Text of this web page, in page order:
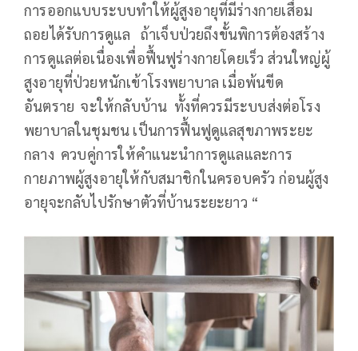
การออกแบบระบบทำให้ผู้สูงอายุที่มีร่างกายเสื่อม
ถอยได้รับการดูแล ถ้าเจ็บป่วยถึงขั้นพิการต้องสร้าง
การดูแลต่อเนื่องเพื่อฟื้นฟูร่างกายโดยเร็ว ส่วนใหญ่ผู้
สูงอายุที่ป่วยหนักเข้าโรงพยาบาล เมื่อพ้นขีด
อันตราย จะให้กลับบ้าน ทั้งที่ควรมีระบบส่งต่อโรง
พยาบาลในชุมชน เป็นการฟื้นฟูดูแลสุขภาพระยะ
กลาง ควบคู่การให้คำแนะนำการดูแลและการ
กายภาพผู้สูงอายุให้กับสมาชิกในครอบครัว ก่อนผู้สูง
อายุจะกลับไปรักษาตัวที่บ้านระยะยาว “